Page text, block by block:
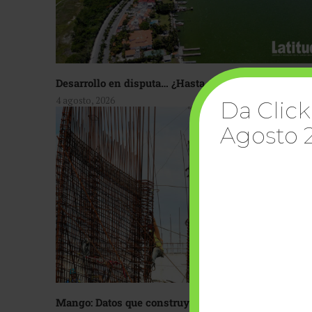
Desarrollo en disputa… ¿Hasta dónde crecer?
4 agosto, 2026
Mango: Datos que construyen confianza
Da
Agosto